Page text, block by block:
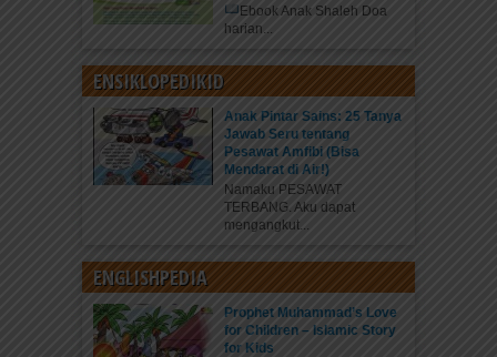
Ebook Anak Shaleh Doa
harian...
ENSIKLOPEDIKID
Anak Pintar Sains: 25 Tanya
Jawab Seru tentang
Pesawat Amfibi (Bisa
Mendarat di Air!)
Namaku PESAWAT
TERBANG. Aku dapat
mengangkut...
ENGLISHPEDIA
Prophet Muhammad’s Love
for Children – Islamic Story
for Kids